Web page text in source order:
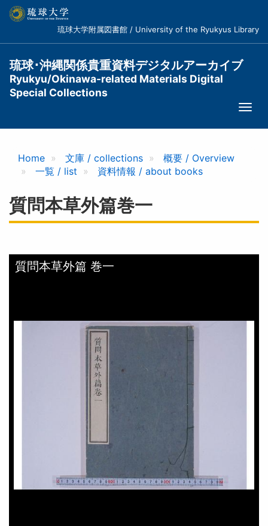
コ
琉球大学附属図書館 / University of the Ryukyus Library
琉球･沖縄関係貴重資料デジタルアーカイブ
Ryukyu/Okinawa-related Materials Digital
Special Collections
Home 文庫 / collections
概要 / Overview
一覧 / list
資料情報 / about books
質問本草外篇巻一